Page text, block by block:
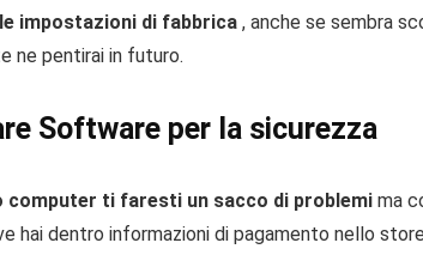
impostazioni di fabbrica , anche se sembra
ne pentirai in futuro.
Software per la sicurezza
computer ti faresti un sacco di problemi ma
hai dentro informazioni di pagamento nello